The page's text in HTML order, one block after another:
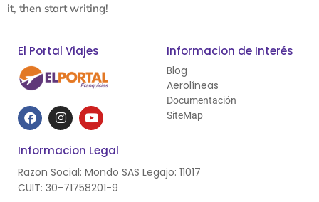
it, then start writing!
El Portal Viajes Informacion de Interés
Blog
Aerolíneas
Documentación
SiteMap
Informacion Legal
Razon Social: Mondo SAS Legajo: 11017
CUIT: 30-71758201-9